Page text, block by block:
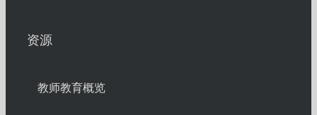
资源
教师教育概览